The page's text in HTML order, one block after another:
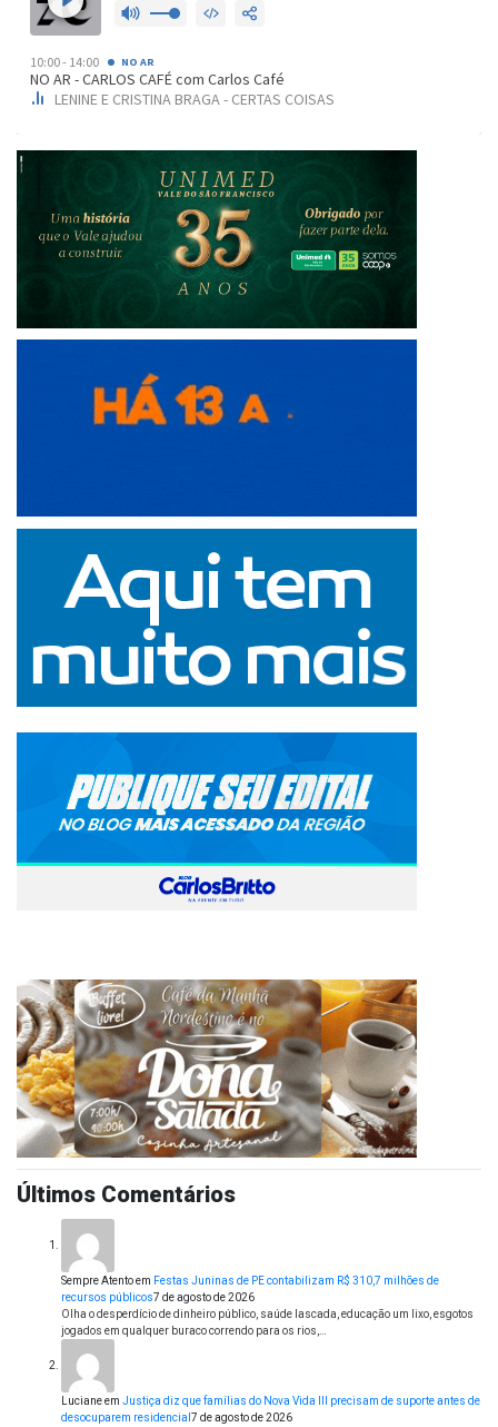
Últimos Comentários
Sempre Atentoem Festas Juninas de PE contabilizam R$ 310,7 milhões de
recursos públicos7 de agosto de 2026
Olha o desperdício de dinheiro público, saúde lascada, educação um lixo, esgotos
jogados em qualquer buraco correndo para os rios,…
Lucianeem Justiça diz que famílias do Nova Vida III precisam de suporte antes de
desocuparem residencial 7 de agosto de 2026